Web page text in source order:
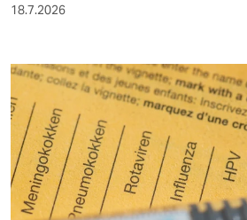
18.7.2026